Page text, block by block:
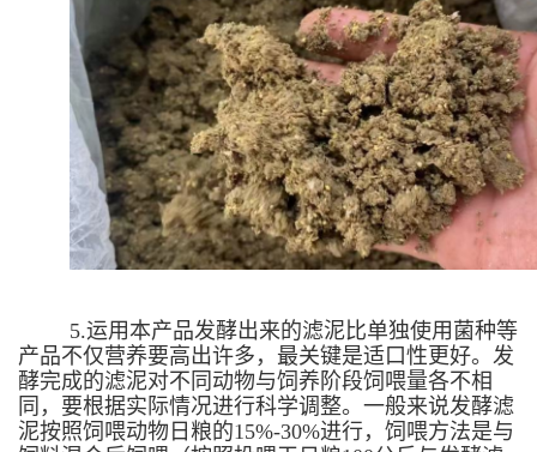
5.运用本产品发酵出来的滤泥比单独使用菌种等
产品不仅营养要高出许多，最关键是适口性更好。发
酵完成的滤泥对不同动物与饲养阶段饲喂量各不相
同，要根据实际情况进行科学调整。一般来说发酵滤
泥按照饲喂动物日粮的15%-30%进行，饲喂方法是与